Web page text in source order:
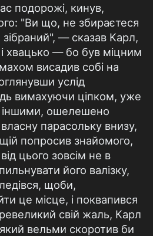
подорожі, кинув,
"Ви що, не збираєтеся
зібраний", — сказав Карл,
хвацько — бо був міцним
висадив собі на
услід
вимахуючи ціпком, уже
іншими, ошелешено
парасольку внизу,
попросив знайомого,
цього зовсім не в
його валізку,
щоби,
це місце, і поквапився
свій жаль, Карл
вельми скоротив би